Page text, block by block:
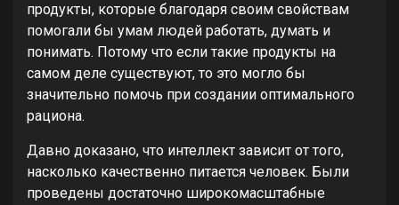
продукты, которые благодаря своим свойствам
помогали бы умам людей работать, думать и
понимать. Потому что если такие продукты на
самом деле существуют, то это могло бы
значительно помочь при создании оптимального
рациона.
Давно доказано, что интеллект зависит от того,
насколько качественно питается человек. Были
проведены достаточно широкомасштабные